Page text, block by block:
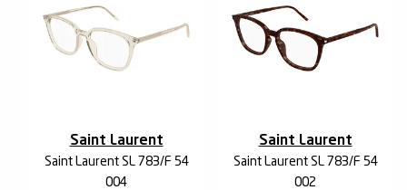
Saint Laurent
Saint Laurent SL 783/F 54
004
Saint Laurent
Saint Laurent SL 783/F 54
002